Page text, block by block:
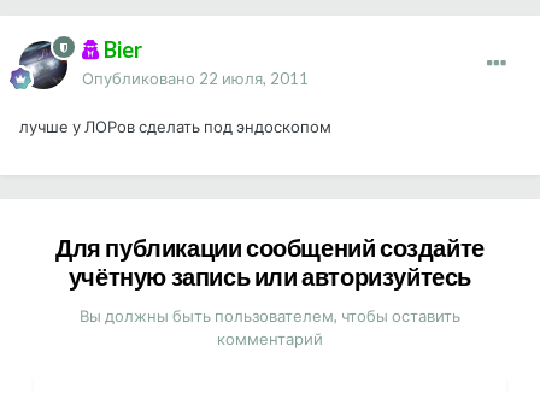
Bier
Опубликовано 22 июля, 2011
лучше у ЛОРов сделать под эндоскопом
Для публикации сообщений создайте
учётную запись или авторизуйтесь
Вы должны быть пользователем, чтобы оставить
комментарий